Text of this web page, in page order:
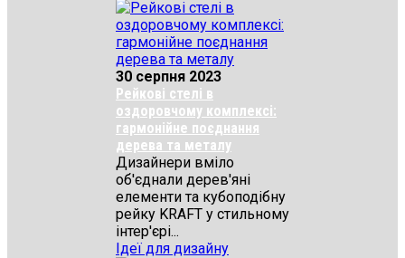
30 серпня 2023
Рейкові стелі в
оздоровчому комплексі:
гармонійне поєднання
дерева та металу
Дизайнери вміло
об'єднали дерев'яні
елементи та кубоподібну
рейку KRAFT у стильному
інтер'єрі...
Ідеї для дизайну